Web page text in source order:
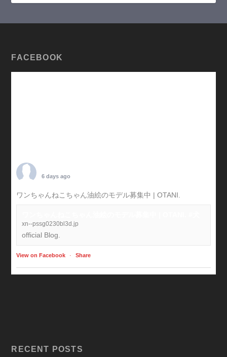
FACEBOOK
6 days ago
ワンちゃんねこちゃん油絵のモデル募集中 | OTANI.
xn--pssg0230bl3d.jp
official Blog.
View on Facebook · Share
RECENT POSTS